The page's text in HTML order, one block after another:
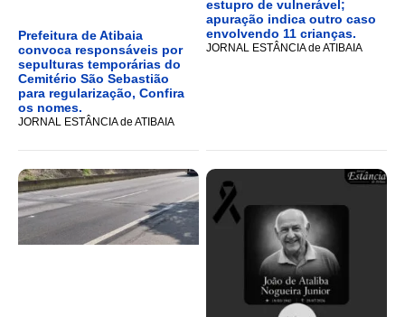
Prefeitura de Atibaia
convoca responsáveis por
sepulturas temporárias do
Cemitério São Sebastião
para regularização, Confira
os nomes.
JORNAL ESTÂNCIA de ATIBAIA
estupro de vulnerável;
apuração indica outro caso
envolvendo 11 crianças.
JORNAL ESTÂNCIA de ATIBAIA